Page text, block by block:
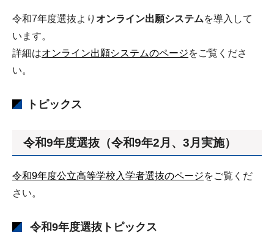
令和7年度選抜より オンライン出願システムを導入して
います。
詳細はオンライン出願システムのページをご覧くださ
い。
トピックス
令和9年度選抜（令和9年2月、3月実施）
令和9年度公立高等学校入学者選抜のページをご覧くだ
さい。
令和9年度選抜トピックス